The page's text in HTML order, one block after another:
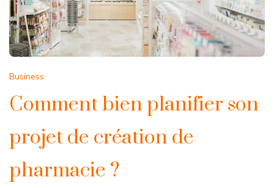
Business
Comment bien planifier son
projet de création de
pharmacie ?